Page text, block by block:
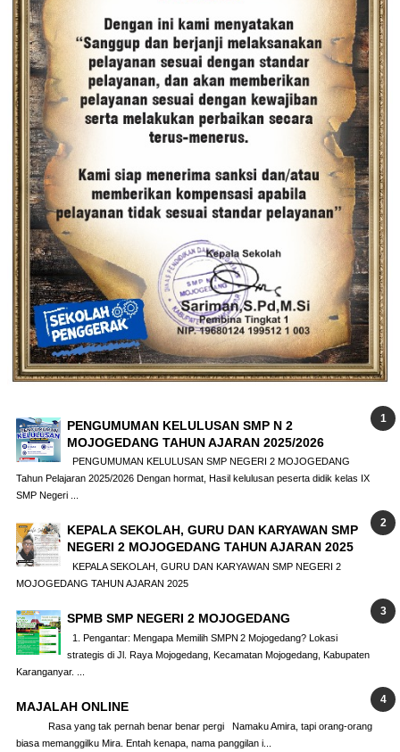
PENGUMUMAN KELULUSAN SMP N 2
MOJOGEDANG TAHUN AJARAN 2025/2026
PENGUMUMAN KELULUSAN SMP NEGERI 2 MOJOGEDANG
Tahun Pelajaran 2025/2026 Dengan hormat, Hasil kelulusan peserta didik kelas IX
SMP Negeri ...
KEPALA SEKOLAH, GURU DAN KARYAWAN SMP
NEGERI 2 MOJOGEDANG TAHUN AJARAN 2025
KEPALA SEKOLAH, GURU DAN KARYAWAN SMP NEGERI 2
MOJOGEDANG TAHUN AJARAN 2025
SPMB SMP NEGERI 2 MOJOGEDANG
1. Pengantar: Mengapa Memilih SMPN 2 Mojogedang? Lokasi
strategis di Jl. Raya Mojogedang, Kecamatan Mojogedang, Kabupaten
Karanganyar. ...
MAJALAH ONLINE
Rasa yang tak pernah benar benar pergi Namaku Amira, tapi orang-orang
biasa memanggilku Mira. Entah kenapa, nama panggilan i...